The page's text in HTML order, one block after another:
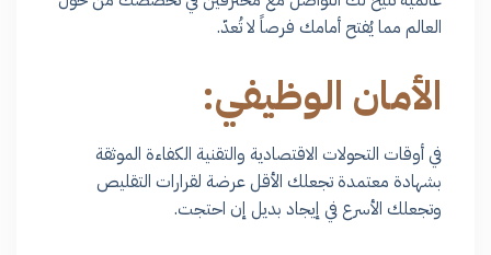
العالم مما يُفتح أمامك فرصاً لا تُعدّ.
الأمان الوظيفي:
في أوقات التحولات الاقتصادية والتقنية الكفاءة الموثقة
بشهادة معتمدة تجعلك الأقل عرضة لقرارات التقليص
وتجعلك الأسرع في إيجاد بديل إن احتجت.